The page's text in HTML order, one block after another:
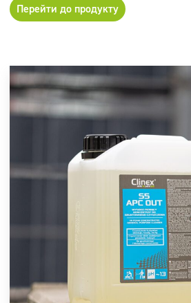
Перейти до продукту